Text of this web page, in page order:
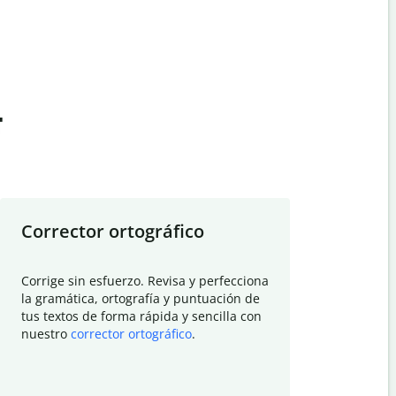
Corrector ortográfico
Corrige sin esfuerzo. Revisa y perfecciona
la gramática, ortografía y puntuación de
tus textos de forma rápida y sencilla con
nuestro corrector ortográfico.